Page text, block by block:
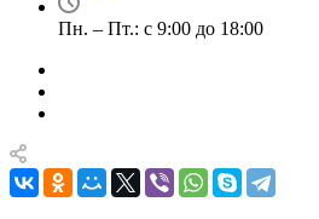
Пн. – Пт.: с 9:00 до 18:00